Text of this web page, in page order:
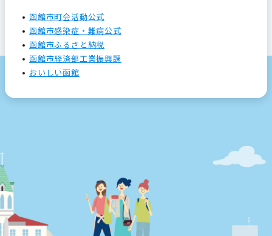
函館市町会活動公式
函館市感染症・難病公式
函館市ふるさと納税
函館市経済部工業振興課
おいしい函館